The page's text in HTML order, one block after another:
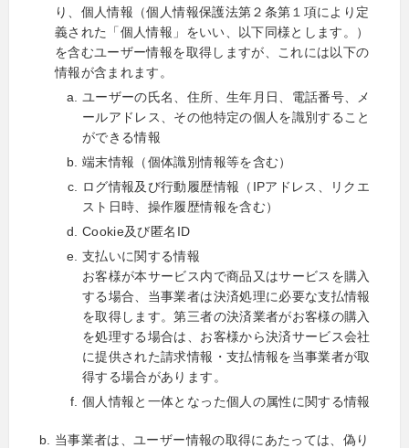
り、個人情報（個人情報保護法第２条第１項により定
義された「個人情報」をいい、以下同様とします。）
を含むユーザー情報を取得しますが、これには以下の
情報が含まれます。
ユーザーの氏名、住所、生年月日、電話番号、メ
ールアドレス、その他特定の個人を識別すること
ができる情報
端末情報（個体識別情報等を含む）
ログ情報及び行動履歴情報（IPアドレス、リクエ
スト日時、操作履歴情報を含む）
Cookie及び匿名ID
支払いに関する情報
お客様が本サービス内で商品又はサービスを購入
する場合、当事業者は決済処理に必要な支払情報
を取得します。第三者の決済業者がお客様の購入
を処理する場合は、お客様から決済サービス会社
に提供された請求情報・支払情報を当事業者が取
得する場合があります。
個人情報と一体となった個人の属性に関する情報
当事業者は、ユーザー情報の取得にあたっては、偽り